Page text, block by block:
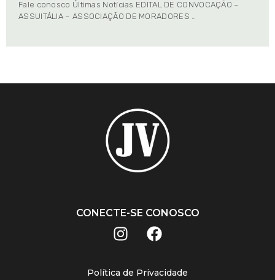
Fale conosco Últimas Notícias EDITAL DE CONVOCAÇÃO –
ASSUITÁLIA – ASSOCIAÇÃO DE MORADORES …
CONECTE-SE CONOSCO
Política de Privacidade